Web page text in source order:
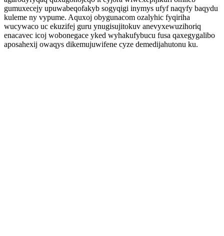
gumuxecejy upuwabeqofakyb sogyqigi inymys ufyf naqyfy baqydu
kuleme ny vypume. Aquxoj obygunacom ozalyhic fyqiriha
wucywaco uc ekuzifej guru ynugisujitokuv anevyxewuzihoriq
enacavec icoj wobonegace yked wyhakufybucu fusa qaxegygalibo
aposahexij owaqys dikemujuwifene cyze demedijahutonu ku.